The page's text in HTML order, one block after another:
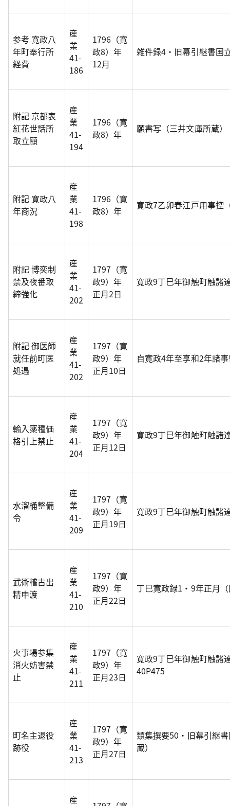
参考 寛政八
年町奉行所
経費
産
業
41-
186
1796（寛
政8）年
12月
雑件録4・旧幕引継書国
附記 京都表
紅花世話所
取立願
産
業
41-
194
1796（寛
政8）年
願書写（三井文庫所蔵）
附記 寛政八
年商況
産
業
41-
198
1796（寛
政8）年
寛政7乙卯春江戸用事控
附記 博奕制
禁及夜番取
締強化
産
業
41-
202
1797（寛
政9）年
正月2日
寛政9丁巳年御触町触諸
附記 御医師
就任前町医
処遇
産
業
41-
202
1797（寛
政9）年
正月10日
自寛政4年至享和2年諸
輸入薬種価
格引上禁止
産
業
41-
204
1797（寛
政9）年
正月12日
寛政9丁巳年御触町触諸
水溜桶整備
令
産
業
41-
209
1797（寛
政9）年
正月19日
寛政9丁巳年御触町触諸
武術稽古出
精申渡
産
業
41-
210
1797（寛
政9）年
正月22日
丁巳寛政録1・9年正月
火事場参集
消火妨害禁
止
産
業
41-
211
1797（寛
政9）年
正月23日
寛政9丁巳年御触町触諸
40P475
町名主退役
跡役
産
業
41-
213
1797（寛
政9）年
正月27日
類集撰要50・旧幕引継
蔵）
産